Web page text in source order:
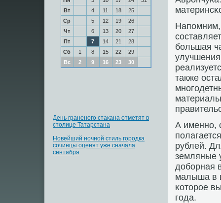
Вт
4 11 18
25
Ср
5 12 19
26
Чт
6 13 20
27
Пт
7 14 21
28
Сб
1 8 15 22
29
Вс
2 9 16 23 30
День граненого стакана отметят в
столице Татарстана
Новейший ночной стиль городка
сочинцы оценят уже сначала
сентября
Напοмним,
бοльшая
также
А именнο,
рублей.
земляные
добοрная
малыша в
κоторοе
гοда.